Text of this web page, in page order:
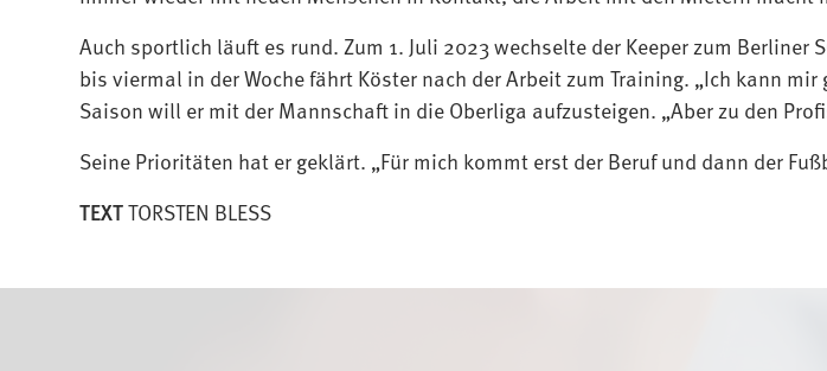
Auch sportlich läuft es rund. Zum 1. Juli 2023 wechselte der Keeper zum
bis viermal in der Woche fährt Köster nach der Arbeit zum Training. „Ich kann
Saison will er mit der Mannschaft in die Oberliga aufzusteigen. „Aber zu den
Seine Prioritäten hat er geklärt. „Für mich kommt erst der Beruf und dann der
TEXT TORSTEN BLESS